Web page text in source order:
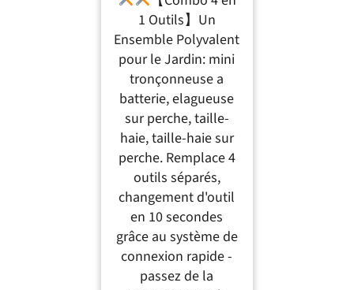
en 1, Élagueuse sur
Perche avec 4 Chaînes
2 Batteries Taille Haies
Telescopique, Angle
Réglable, Idéal Jardin
Verger Élagage/Taille
Haie
1 Outils】Un
Ensemble Polyvalent
pour le Jardin: mini
tronçonneuse a
batterie, elagueuse
sur perche, taille-
haie, taille-haie sur
perche. Remplace 4
outils séparés,
changement d'outil
en 10 secondes
grâce au système de
connexion rapide -
passez de la